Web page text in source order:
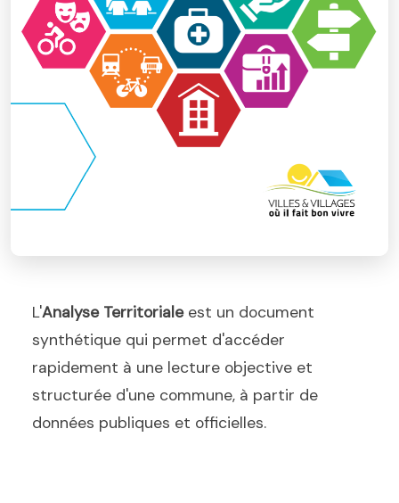
L'Analyse Territorialeest un document
synthétique qui permet d'accéder
rapidement à une lecture objective et
structurée d'une commune, à partir de
données publiques et officielles.